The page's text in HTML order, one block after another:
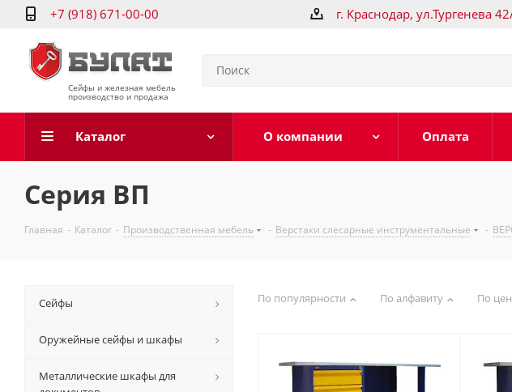
+7 (918) 671-00-00 г. Краснодар, ул.Тургенева
Сейфы и железная мебель
производство и продажа
Каталог О компании Оплата
Серия ВП
Главная - Каталог - Производственная мебель - Верстаки слесарные инструментальные -
По популярности По алфавиту По
Сейфы
Оружейные сейфы и шкафы
Металлические шкафы для